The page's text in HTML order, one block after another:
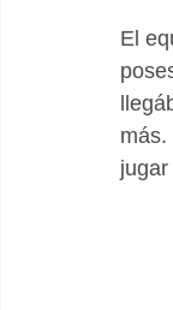
El
más.